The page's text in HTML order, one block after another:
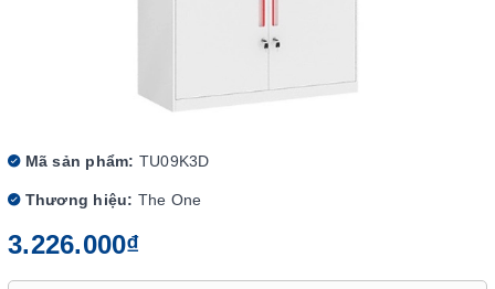
Mã sản phẩm: TU09K3D
Thương hiệu: The One
3.226.000₫